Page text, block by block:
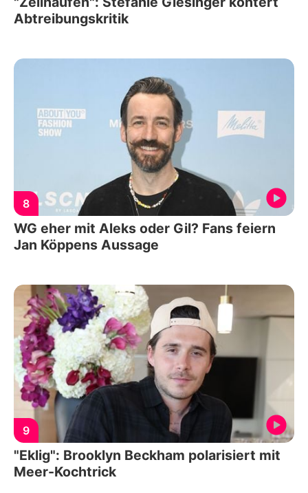
Abtreibungskritik
8
WG eher mit Aleks oder Gil? Fans feiern
Jan Köppens Aussage
9
"Eklig": Brooklyn Beckham polarisiert mit
Meer-Kochtrick